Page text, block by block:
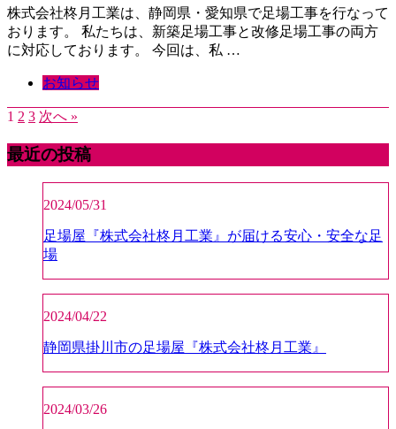
株式会社柊月工業は、静岡県・愛知県で足場工事を行なって
おります。 私たちは、新築足場工事と改修足場工事の両方
に対応しております。 今回は、私 …
お知らせ
1 2 3 次へ »
最近の投稿
2024/05/31
足場屋『株式会社柊月工業』が届ける安心・安全な足
場
2024/04/22
静岡県掛川市の足場屋『株式会社柊月工業』
2024/03/26